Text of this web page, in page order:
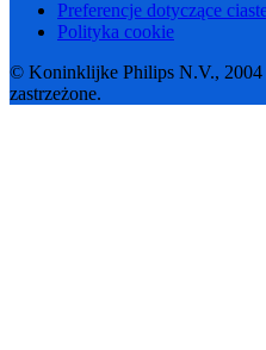
Preferencje dotyczące
Polityka cookie
© Koninklijke Philips N.V., 2004
zastrzeżone.